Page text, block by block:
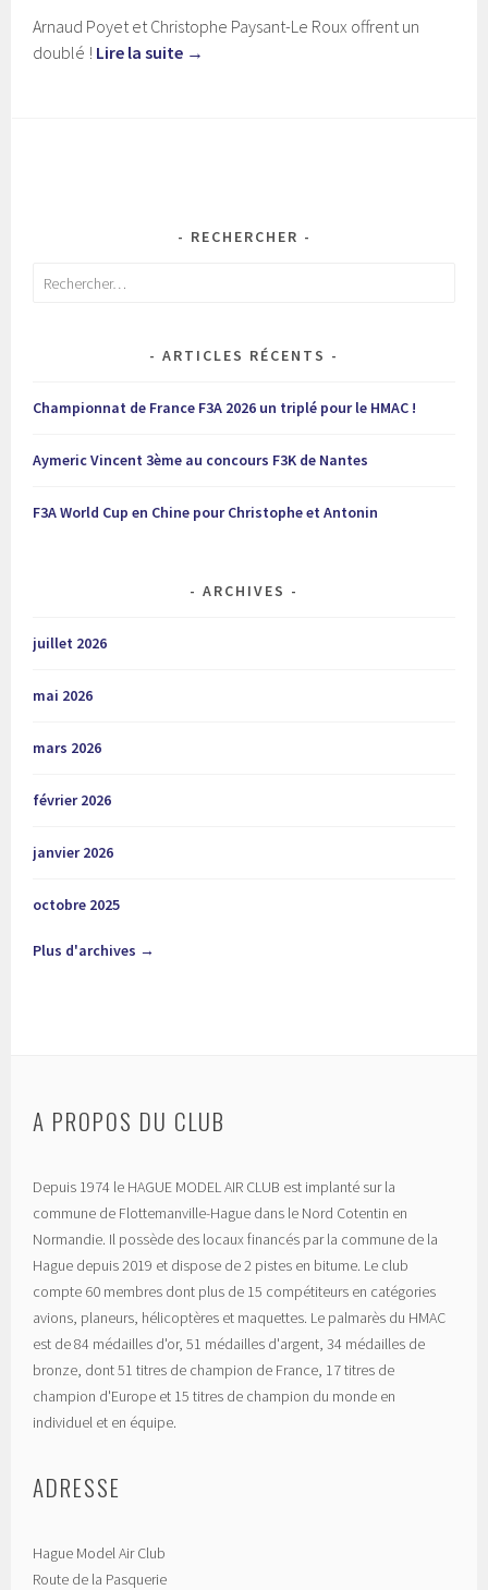
Arnaud Poyet et Christophe Paysant-Le Roux offrent un
doublé ! Lire la suite →
RECHERCHER
Rechercher :
ARTICLES RÉCENTS
Championnat de France F3A 2026 un triplé pour le HMAC !
Aymeric Vincent 3ème au concours F3K de Nantes
F3A World Cup en Chine pour Christophe et Antonin
ARCHIVES
juillet 2026
mai 2026
mars 2026
février 2026
janvier 2026
octobre 2025
Plus d'archives →
A PROPOS DU CLUB
Depuis 1974 le HAGUE MODEL AIR CLUB est implanté sur la
commune de Flottemanville-Hague dans le Nord Cotentin en
Normandie. Il possède des locaux financés par la commune de la
Hague depuis 2019 et dispose de 2 pistes en bitume. Le club
compte 60 membres dont plus de 15 compétiteurs en catégories
avions, planeurs, hélicoptères et maquettes. Le palmarès du HMAC
est de 84 médailles d'or, 51 médailles d'argent, 34 médailles de
bronze, dont 51 titres de champion de France, 17 titres de
champion d'Europe et 15 titres de champion du monde en
individuel et en équipe.
ADRESSE
Hague Model Air Club
Route de la Pasquerie